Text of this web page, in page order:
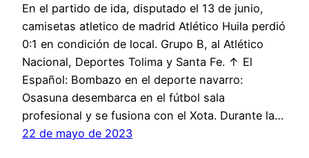
En el partido de ida, disputado el 13 de junio,
camisetas atletico de madrid Atlético Huila perdió
0:1 en condición de local. Grupo B, al Atlético
Nacional, Deportes Tolima y Santa Fe. ↑ El
Español: Bombazo en el deporte navarro:
Osasuna desembarca en el fútbol sala
profesional y se fusiona con el Xota. Durante la…
22 de mayo de 2023